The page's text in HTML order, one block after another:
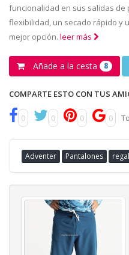
funcionalidad en sus salidas de
flexibilidad, un secado rápido y
mejor opción. leer más
Añade a la cesta 8
COMPARTE ESTO CON TUS
0 0 0 0
Adventer Pantalones